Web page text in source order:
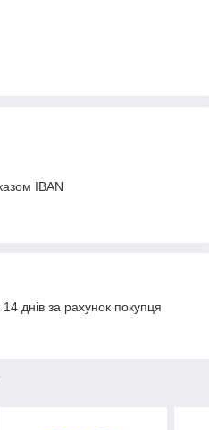
IBAN
днів за рахунок покупця